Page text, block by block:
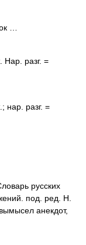
…
разг. =
нар. разг. =
русских
под. ред. Н.
анекдот,